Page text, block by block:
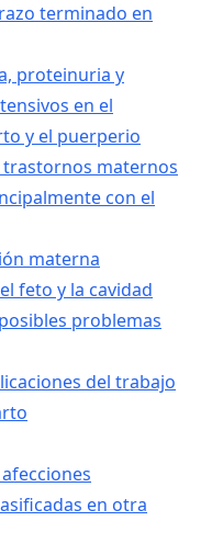
terminado en
proteinuria y
en el
y el puerperio
trastornos maternos
con el
materna
feto y la cavidad
problemas
del trabajo
en otra